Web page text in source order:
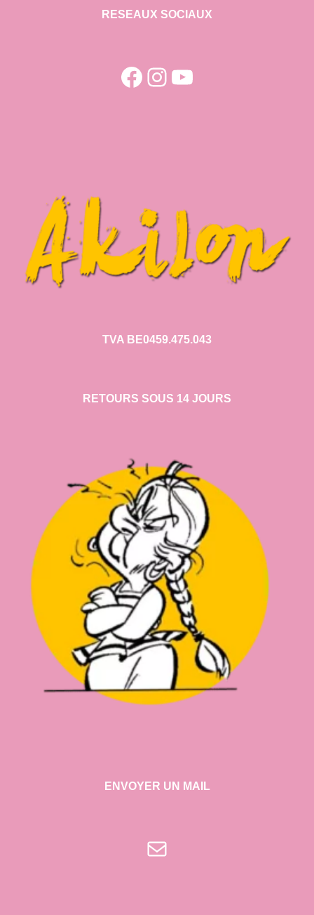
RESEAUX SOCIAUX
Facebook
Instagram
YouTube
TVA BE0459.475.043
RETOURS SOUS 14 JOURS
ENVOYER UN MAIL
E-mail